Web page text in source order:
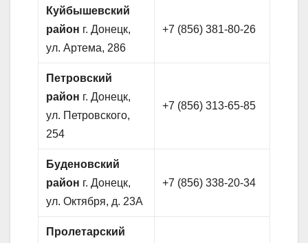
Куйбышевский
район г. Донецк,
ул. Артема, 286
+7 (856) 381-80-26
Петровский
район г. Донецк,
ул. Петровского,
254
+7 (856) 313-65-85
Буденовский
район г. Донецк,
ул. Октября, д. 23А
+7 (856) 338-20-34
Пролетарский